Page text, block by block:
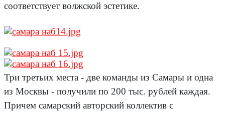
соответствует волжской эстетике.
Три третьих места - две команды из Самары и одна
из Москвы - получили по 200 тыс. рублей каждая.
Причем самарский авторский коллектив с